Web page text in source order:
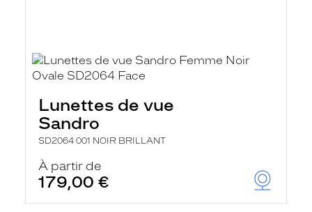
Lunettes de vue
Sandro
SD2064 001 NOIR BRILLANT
À partir de
179,00 €